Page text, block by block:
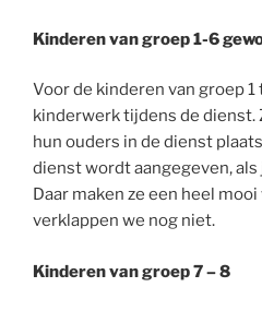
Kinderen van groep 1-6
Voor de kinderen van groep
kinderwerk tijdens de dienst.
hun ouders in de dienst
dienst wordt aangegeven,
Daar maken ze een heel
verklappen we nog niet.
Kinderen van groep 7 – 8